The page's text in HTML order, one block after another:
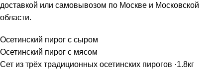
доставкой или самовывозом по Москве и Московской
области.
Осетинский пирог с сыром
Осетинский пирог с мясом
Сет из трёх традиционных осетинских пирогов ·1.8кг